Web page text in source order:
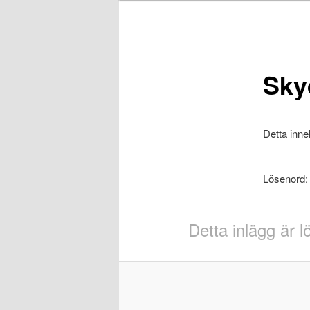
Detta
Lösenord:
Detta inlägg är